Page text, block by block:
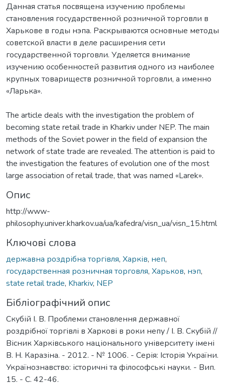
Данная статья посвящена изучению проблемы
становления государственной розничной торговли в
Харькове в годы нэпа. Раскрываются основные методы
советской власти в деле расширения сети
государственной торговли. Уделяется внимание
изучению особенностей развития одного из наиболее
крупных товариществ розничной торговли, а именно
«Ларька».
The article deals with the investigation the problem of
becoming state retail trade in Kharkiv under NEP. The main
methods of the Soviet power in the field of expansion the
network of state trade are revealed. The attention is paid to
the investigation the features of evolution one of the most
large association of retail trade, that was named «Larek».
Опис
http://www-
philosophy.univer.kharkov.ua/ua/kafedra/visn_ua/visn_15.html
Ключові слова
державна роздрібна торгівля, Харків, неп,
государственная розничная торговля, Харьков, нэп,
state retail trade, Kharkiv, NEP
Бібліографічний опис
Скубій І. В. Проблеми становлення державної
роздрібної торгівлі в Харкові в роки непу / І. В. Скубій //
Вісник Харківського національного університету імені
В. Н. Каразіна. - 2012. - № 1006. - Серія: Історія України.
Українознавство: історичні та філософські науки. - Вип.
15. - C. 42-46.